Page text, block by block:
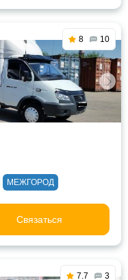
8 10
МЕЖГОРОД
Связаться
7.7 3